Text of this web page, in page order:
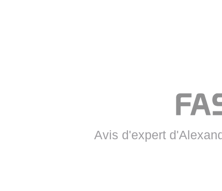
Avis d'expert